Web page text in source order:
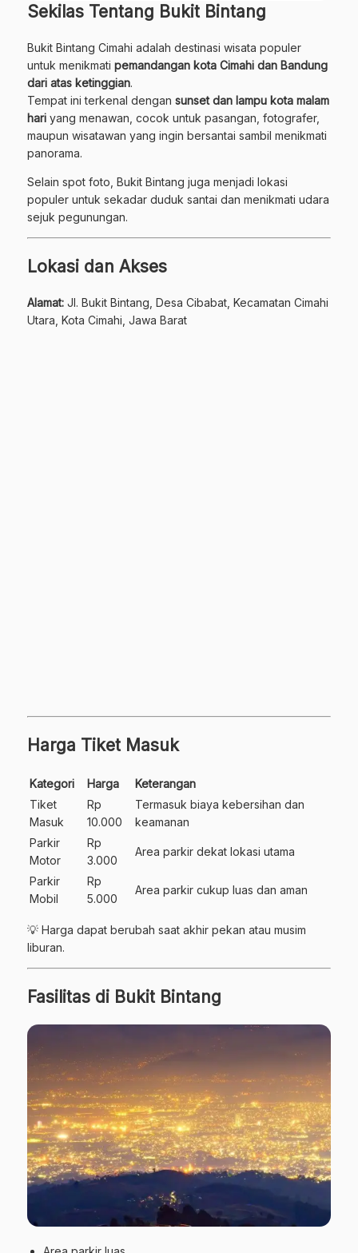
Sekilas Tentang Bukit Bintang
Bukit Bintang Cimahi adalah destinasi wisata populer
untuk menikmati pemandangan kota Cimahi dan Bandung
dari atas ketinggian.
Tempat ini terkenal dengan sunset dan lampu kota malam
hari yang menawan, cocok untuk pasangan, fotografer,
maupun wisatawan yang ingin bersantai sambil menikmati
panorama.
Selain spot foto, Bukit Bintang juga menjadi lokasi
populer untuk sekadar duduk santai dan menikmati udara
sejuk pegunungan.
Lokasi dan Akses
Alamat: Jl. Bukit Bintang, Desa Cibabat, Kecamatan Cimahi
Utara, Kota Cimahi, Jawa Barat
Harga Tiket Masuk
Kategori Harga
Keterangan
Tiket
Masuk
Rp
10.000
Termasuk biaya kebersihan dan
keamanan
Parkir
Motor
Rp
3.000
Area parkir dekat lokasi utama
Parkir
Mobil
Rp
5.000
Area parkir cukup luas dan aman
💡 Harga dapat berubah saat akhir pekan atau musim
liburan.
Fasilitas di Bukit Bintang